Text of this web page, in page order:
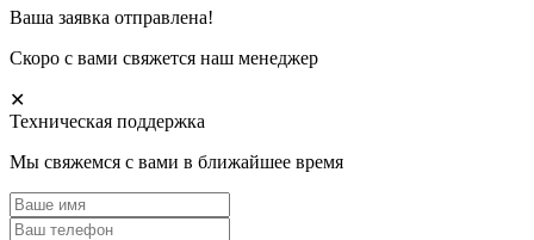
Ваша заявка отправлена!
Скоро с вами свяжется наш менеджер
✕
Техническая поддержка
Мы свяжемся с вами в ближайшее время